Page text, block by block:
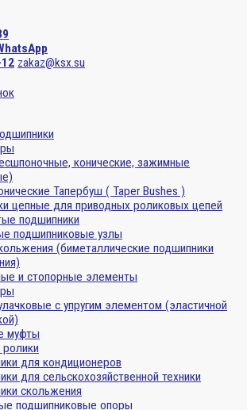
zakaz@ksx.su
конические, зажимные
Тапербуш ( Taper Bushes )
цепные для приводных роликовых цепей
подшипники
подшипниковые узлы
(биметаллические подшипники
и стопорные элементы
с упругим элементом (эластичной
муфты
для кондиционеров
для сельскохозяйственной техники
скольжения
подшипниковые опоры